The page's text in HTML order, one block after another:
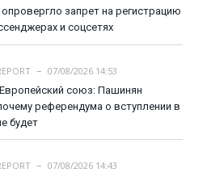
запрет на регистрацию
и соцсетях
07/08/2026 14:53
союз: Пашинян
референдума о вступлении в
будет
07/08/2026 14:43